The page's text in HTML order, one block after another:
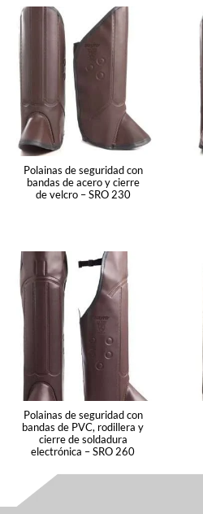
Polainas de seguridad con
bandas de acero y cierre
de velcro – SRO 230
Polainas de seguridad con
bandas de PVC, rodillera y
cierre de soldadura
electrónica – SRO 260